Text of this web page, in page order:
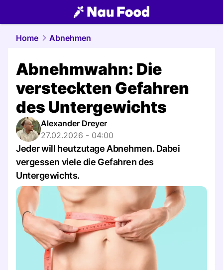
food.NAU.ch
Home Abnehmen
Abnehmwahn: Die
versteckten Gefahren
des Untergewichts
Alexander Dreyer
27.02.2026 - 04:00
Jeder will heutzutage Abnehmen. Dabei
vergessen viele die Gefahren des
Untergewichts.